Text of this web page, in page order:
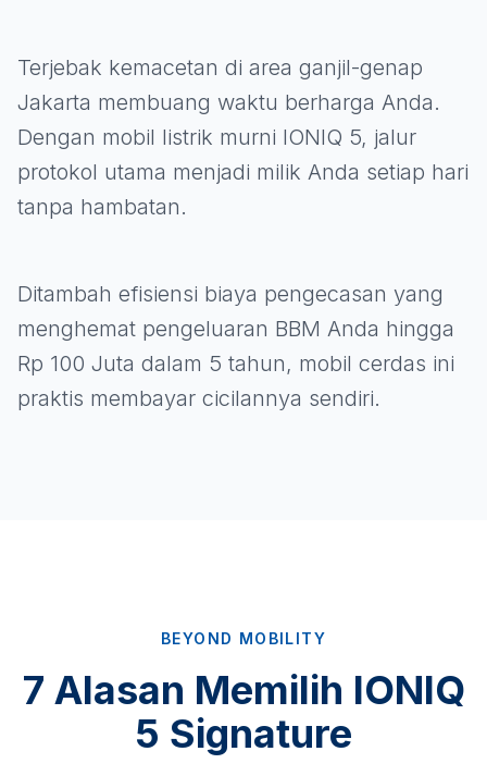
Terjebak kemacetan di area ganjil-genap
Jakarta membuang waktu berharga Anda.
Dengan mobil listrik murni IONIQ 5, jalur
protokol utama menjadi milik Anda setiap hari
tanpa hambatan.
Ditambah efisiensi biaya pengecasan yang
menghemat pengeluaran BBM Anda hingga
Rp 100 Juta dalam 5 tahun, mobil cerdas ini
praktis membayar cicilannya sendiri.
BEYOND MOBILITY
7 Alasan Memilih IONIQ
5 Signature